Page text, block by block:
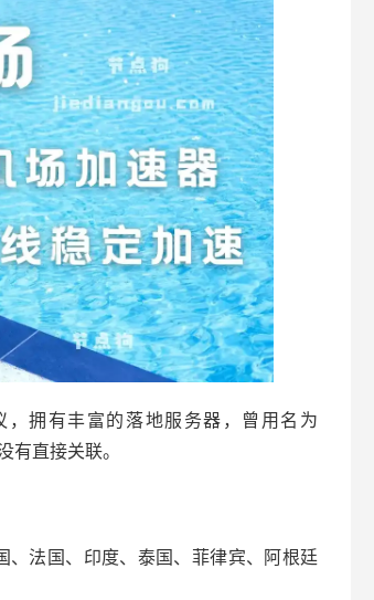
拥有丰富的落地服务器，曾用名为
直接关联。
、法国、印度、泰国、菲律宾、阿根廷